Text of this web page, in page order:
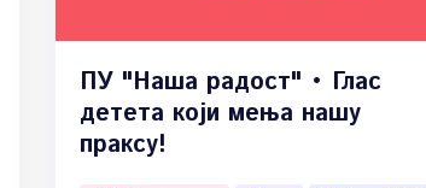
ПУ "Наша радост" • Глас
детета који мења нашу
праксу!